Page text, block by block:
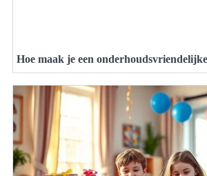
Hoe maak je een